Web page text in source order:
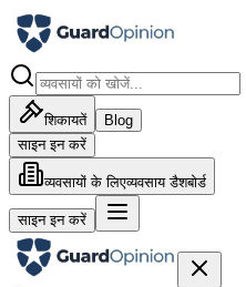
शिकायतें
Blog
साइन इन करें
व्यवसायों के लिएव्यवसाय डैशबोर्ड
साइन इन करें